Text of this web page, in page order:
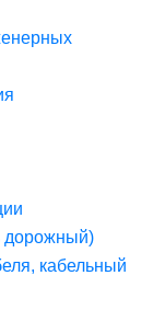
дорожный)
кабельный